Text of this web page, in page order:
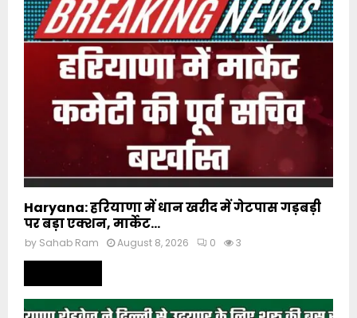
Haryana: हरियाणा में धान खरीद में गेटपास गड़बड़ी
पर बड़ा एक्शन, मार्केट...
by Sahab Ram August 8, 2026 0 3